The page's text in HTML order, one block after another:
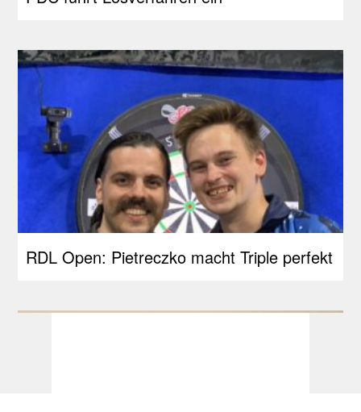
RDL Open: Pietreczko macht Triple perfekt